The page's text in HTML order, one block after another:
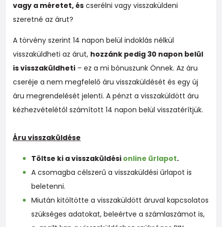
vagy a méretet, és cserélni vagy visszaküldeni
szeretné az árut?
A törvény szerint 14 napon belül indoklás nélkül
visszaküldheti az árut, hozzánk pedig 30 napon belül
is visszaküldheti – ez a mi bónuszunk Önnek. Az áru
cseréje a nem megfelelő áru visszaküldését és egy új
áru megrendelését jelenti. A pénzt a visszaküldött áru
kézhezvételétől számított 14 napon belül visszatérítjük.
Áru visszaküldése
Töltse ki a visszaküldési online űrlapot.
A csomagba célszerű a visszaküldési űrlapot is
beletenni.
Miután kitöltötte a visszaküldött áruval kapcsolatos
szükséges adatokat, beleértve a számlaszámot is,